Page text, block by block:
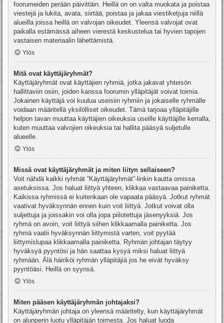
foorumeiden perään päivittäin. Heillä on on valta muokata ja poistaa
viestejä ja lukita, avata, siirtää, poistaa ja jakaa viestiketjuja niillä
alueilla joissa heillä on valvojan oikeudet. Yleensä valvojat ovat
paikalla estämässä aiheen vierestä keskustelua tai hyvien tapojen
vastaisen materiaalin lähettämistä.
Ylös
Mitä ovat käyttäjäryhmät?
Käyttäjäryhmät ovat käyttäjien ryhmiä, jotka jakavat yhteisön
hallittaviin osiin, joiden kanssa foorumin ylläpitäjät voivat toimia.
Jokainen käyttäjä voi kuulua useisiin ryhmiin ja jokaiselle ryhmälle
voidaan määritellä yksilölliset oikeudet. Tämä tarjoaa ylläpitäjille
helpon tavan muuttaa käyttäjien oikeuksia useille käyttäjille kerralla,
kuten muuttaa valvojien oikeuksia tai hallita pääsyä suljetulle
alueelle.
Ylös
Missä ovat käyttäjäryhmät ja miten liityn sellaiseen?
Voit nähdä kaikki ryhmät “Käyttäjäryhmät”-linkin kautta omissa
asetuksissa. Jos haluat liittyä yhteen, klikkaa vastaavaa painiketta.
Kaikissa ryhmissä ei kuitenkaan ole vapaata pääsyä. Jotkut ryhmät
vaativat hyväksynnän ennen kuin voit liittyä. Jotkut voivat olla
suljettuja ja joissakin voi olla jopa piilotettuja jäsenyyksiä. Jos
ryhmä on avoin, voit liittyä siihen klikkaamalla painiketta. Jos
ryhmä vaatii hyväksynnän liittymistä varten, voit pyytää
liittymislupaa klikkaamalla painiketta. Ryhmän johtajan täytyy
hyväksyä pyyntösi ja hän saattaa kysyä miksi haluat liittyä
ryhmään. Älä häiriköi ryhmän ylläpitäjiä jos he eivät hyväksy
pyyntöäsi. Heillä on syynsä.
Ylös
Miten pääsen käyttäjäryhmän johtajaksi?
Käyttäjäryhmän johtaja on yleensä määritelty, kun käyttäjäryhmät
on alunperin luotu ylläpitäjän toimesta. Jos haluat luoda